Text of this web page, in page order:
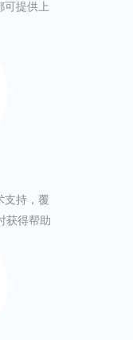
可提供上
支持，覆
获得帮助